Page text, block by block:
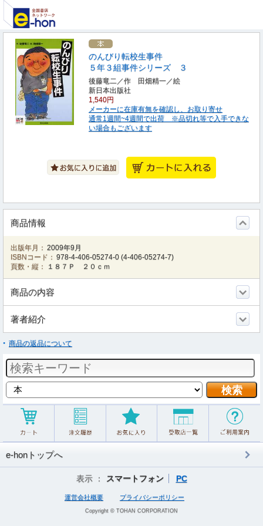
のんびり転校生事件
５年３組事件シリーズ ３
後藤竜二／作 田畑精一／絵
新日本出版社
1,540円
メーカーに在庫有無を確認し、お取り寄せ
通常1週間~4週間で出荷 ※品切れ等で入手できな
い場合もございます
商品情報
出版年月： 2009年9月
ISBNコード： 978-4-406-05274-0 (4-406-05274-7)
頁数・縦：
１８７Ｐ ２０ｃｍ
商品の内容
著者紹介
商品の返品について
e-honトップへ
表示 ： スマートフォン PC
運営会社概要 プライバシーポリシー
Copyright © TOHAN CORPORATION